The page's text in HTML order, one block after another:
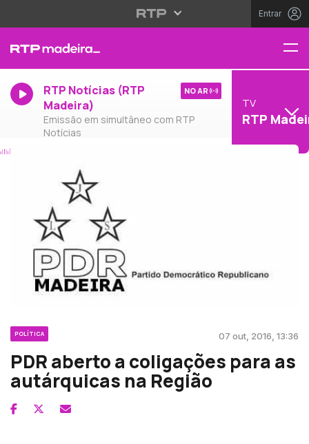
Entrar
RTP Notícias (RTP
Madeira)
Emissão em simultâneo com RTP
Notícias
NO AR
TV
RTP
POLÍTICA 07 out, 2016, 13:36
PDR aberto a coligações para as
autárquicas na Região